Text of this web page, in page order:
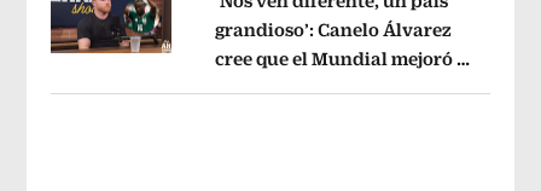
Opens in new window
grandioso’: Canelo Álvarez
cree que el Mundial mejoró la